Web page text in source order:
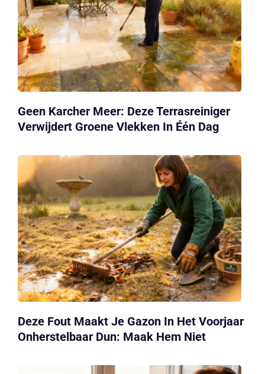
Geen Karcher Meer: Deze Terrasreiniger
Verwijdert Groene Vlekken In Één Dag
Deze Fout Maakt Je Gazon In Het Voorjaar
Onherstelbaar Dun: Maak Hem Niet